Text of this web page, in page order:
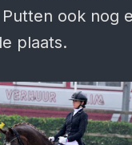
ook nog
plaats.